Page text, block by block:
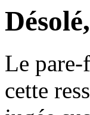
Le pare-
cette